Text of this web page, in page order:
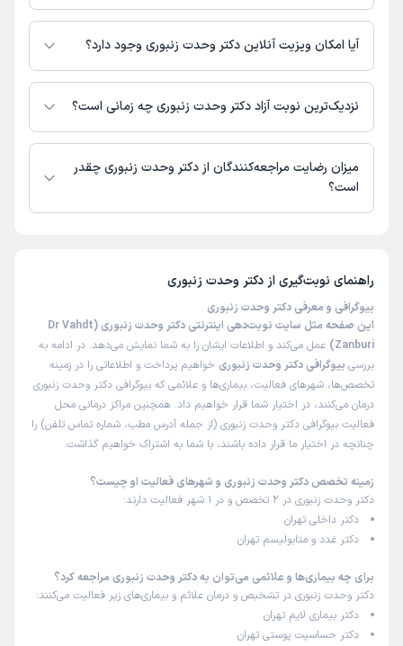
کاربر دکترتو
نوبت مطب از دکترتو
(
1405/02/31
)
این پزشک را پیشنهاد میکنم
هر سه مورد perfect پیشنهاد میکنم ‌.ارائه خدمات و تشخیص
بسیار عالی محیط دنجی را برای بیمار فراهم آورده اند .
علت مراجعه: درمان اختلالات تیروئید (کم‌کاری، پرکاری، ندول‌ها)
علی
این پزشک را پیشنهاد میکنم
زمان انتظار:بیش از 90 دقیقه
بسیار دقیق و باحوصله
علت مراجعه: تشخیص و درمان دیابت و عوارض آن
این پزشک را پیشنهاد میکنم
زمان انتظار:15-45 دقیقه
در مجموع راضی هستم.
علت مراجعه: درمان اختلالات تیروئید (کم‌کاری، پرکاری، ندول‌ها)
اطلاعاتی درباره محل فعالیت دکتر وحدت زنبوری در مراکز درمانی در دسترس
نیست.
آیا امکان ویزیت آنلاین دکتر وحدت زنبوری وجود دارد؟
در حال حاضر اطلاعاتی درباره ارائه ویزیت آنلاین توسط دکتر وحدت زنبوری در
دسترس نیست. برای دریافت اطلاعات دقیق‌تر، لطفاً با مطب تماس بگیرید.
نزدیک‌ترین نوبت آزاد دکتر وحدت زنبوری چه زمانی است؟
دکتر وحدت زنبوری از روز یکشنبه 18 مرداد 1405 بیمار جدید می‌پذیرند.
میزان رضایت مراجعه‌کنندگان از دکتر وحدت زنبوری چقدر
است؟
راهنمای نوبت‌گیری از دکتر وحدت زنبوری
بیوگرافی و معرفی دکتر وحدت زنبوری
این صفحه مثل سایت نوبت‌دهی اینترنتی دکتر وحدت زنبوری (Dr Vahdt
Zanburi)
عمل می‌کند و اطلاعات ایشان را به شما نمایش می‌دهد. در ادامه به
بررسی بیوگرافی دکتر وحدت زنبوری خواهیم پرداخت و اطلاعاتی را در زمینه
تخصص‌ها، شهرهای فعالیت، بیماری‌ها و علائمی که بیوگرافی دکتر وحدت زنبوری
درمان می‌کنند، در اختیار شما قرار خواهیم داد. همچنین مراکز درمانی محل
فعالیت بیوگرافی دکتر وحدت زنبوری (از جمله آدرس مطب، شماره تماس تلفن) را
چنانچه در اختیار ما قرار داده باشند، با شما به اشتراک خواهیم گذاشت.
زمینه تخصص دکتر وحدت زنبوری و شهرهای فعالیت او چیست؟
دکتر وحدت زنبوری در 2 تخصص و در 1 شهر فعالیت دارند:
دکتر داخلی تهران
دکتر غدد و متابولیسم تهران
برای چه بیماری‌ها و علائمی می‌توان به دکتر وحدت زنبوری مراجعه کرد؟
دکتر وحدت زنبوری در تشخیص و درمان علائم و بیماری‌های زیر فعالیت می‌کنند:
دکتر بیماری لایم تهران
دکتر حساسیت پوستی تهران